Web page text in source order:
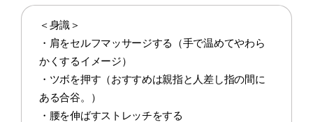
＜身識＞
・肩をセルフマッサージする（手で温めてやわら
かくするイメージ）
・ツボを押す（おすすめは親指と人差し指の間に
ある合谷。）
・腰を伸ばすストレッチをする